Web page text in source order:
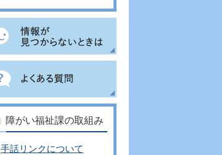
障がい福祉課の取組み
手話リンクについて